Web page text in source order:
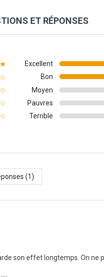
ET RÉPONSES
Excellent
Bon
Moyen
Pauvres
Terrible
(1)
son effet longtemps. On ne